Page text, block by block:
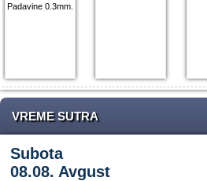
Padavine 0.3mm.
VREME SUTRA
Subota
08.08. Avgust